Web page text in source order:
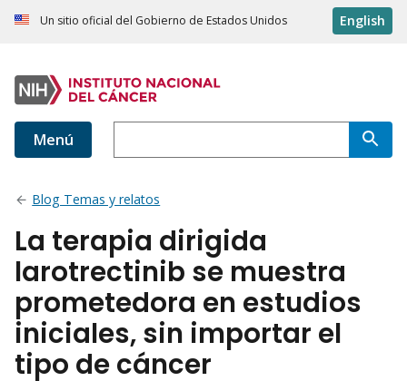
Un sitio oficial del Gobierno de Estados Unidos English
Menú
Blog Temas y relatos
La terapia dirigida
larotrectinib se muestra
prometedora en estudios
iniciales, sin importar el
tipo de cáncer